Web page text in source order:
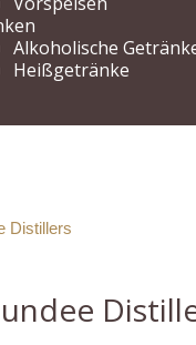
Alkoholische
Heißgetränke